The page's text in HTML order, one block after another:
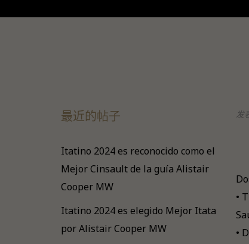
发
•
•
最近的帖子
Itatino 2024 es reconocido como el
Mejor Cinsault de la guía Alistair
Cooper MW
Itatino 2024 es elegido Mejor Itata
por Alistair Cooper MW